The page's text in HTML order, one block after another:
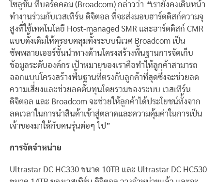
โซลูชัน ที่บอร์ดคอม (Broadcom) กล่าวว่า “เรายังคงเดินหน้า
ทำงานร่วมกับเวสเทิร์น ดิจิตอล ที่จะส่งมอบฮาร์ดดิสก์ความจุ
สูงที่ใช้เทคโนโลยี Host-managed SMR และฮาร์ดดิสก์ CMR
แบบดั้งเดิมให้ครอบคลุมทั้งระบบนิเวศ Broadcom เป็น
ซัพพลายเออร์ชั้นนำทางด้านโครงสร้างพื้นฐานการจัดเก็บ
ข้อมูลระดับองค์กร เป้าหมายของเราคือทำให้ลูกค้าสามารถ
ออกแบบโครงสร้างพื้นฐานที่ตรงกับลูกค้าที่สุดซึ่งจะช่วยลด
ความเสี่ยงและช่วยลดต้นทุนโดยรวมของระบบ เวสเทิร์น
ดิจิตอล และ Broadcom จะช่วยให้ลูกค้าได้ประโยชน์ทั้งจาก
ลดเวลาในการนําสินค้าเข้าสู่ตลาดและความคุ้มค่าในการเป็น
เจ้าของมาให้กับคนรุ่นต่อๆ ไป”
การจัดจำหน่าย
Ultrastar DC HC330 ขนาด 10TB และ Ultrastar DC HC530